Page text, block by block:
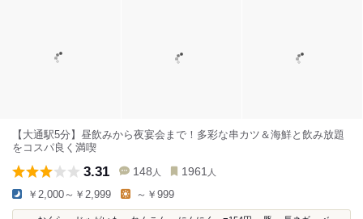
【大通駅5分】昼飲みから夜宴会まで！多彩な串カツ＆海鮮と飲み放題
をコスパ良く満喫
3.31 148 人 1961 人
￥2,000～￥2,999 ～￥999